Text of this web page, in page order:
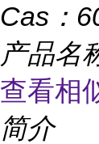
Cas：
产品名
查看相
简介